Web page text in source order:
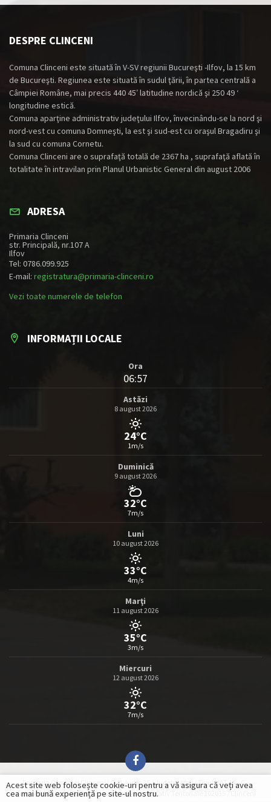
DESPRE CLINCENI
Comuna Clinceni este situată în V-SV regiunii Bucureşti -Ilfov, la 15 km
de Bucureşti. Regiunea este situată în sudul ţării, în partea centrală a
Câmpiei Române, mai precis 440 45′ latitudine nordică şi 250 49 ‘
longitudine estică.
Comuna aparţine administrativ judeţului Ilfov, învecinându-se la nord şi
nord-vest cu comuna Domneşti, la est şi sud-est cu oraşul Bragadiru şi
la sud cu comuna Cornetu.
Comuna Clinceni are o suprafaţă totală de 2367 ha , suprafaţă aflată în
totalitate în intravilan prin Planul Urbanistic General din august 2006
ADRESA
Primaria Clinceni
str. Principală, nr.107 A
Ilfov
Tel: 0786.099.925
E-mail: registratura@primaria-clinceni.ro
Vezi toate numerele de telefon
INFORMAȚII LOCALE
Ora
06:57
Astăzi
8 august 2026
24°C
1m/s
Duminică
9 august 2026
32°C
7m/s
Luni
10 august 2026
33°C
4m/s
Marţi
11 august 2026
35°C
3m/s
Miercuri
12 august 2026
32°C
7m/s
Primaria Comunei Clinceni | Cod Județ 25 / Județul Ilfov / Tipul UAT 14 - C -
Comună / Codul SIRUTA al Unităților Administrativ Teritoriale 102035 / Clinceni
Acest site web folosește cookie-uri pentru a vă asigura că veți avea
cea mai bună experiență pe site-ul nostru.